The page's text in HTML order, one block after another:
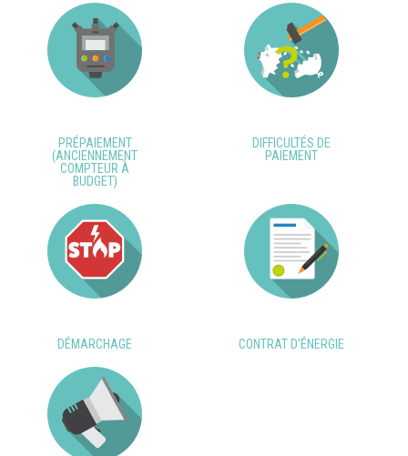
PRÉPAIEMENT
(ANCIENNEMENT
COMPTEUR À
BUDGET)
DIFFICULTÉS DE
PAIEMENT
DÉMARCHAGE CONTRAT D'ÉNERGIE